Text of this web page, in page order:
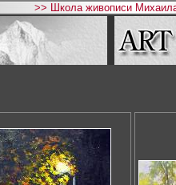
>> Школа живописи